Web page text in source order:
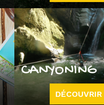
CANYONING
DÉCOUVRIR